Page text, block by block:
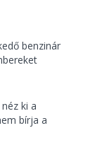
benzinár
ki a
bírja a